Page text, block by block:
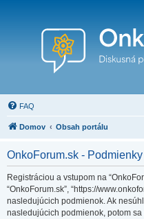
FAQ
Domov Obsah portálu
OnkoForum.sk -
Registráciou a vstupom na
“OnkoForum.sk”, “https://
nasledujúcich podmienok. Ak
nasledujúcich podmienok, potom